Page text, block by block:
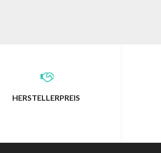
HERSTELLERPREIS